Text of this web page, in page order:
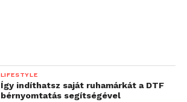
LIFESTYLE
Így indíthatsz saját ruhamárkát a DTF
bérnyomtatás segítségével